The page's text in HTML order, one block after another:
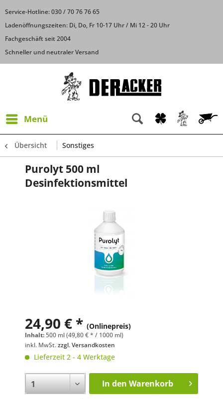
Service-Hotline: 030 / 70 76 76 65
Ladenöffnungszeiten: Di, Do, Fr 10-17 Uhr / Mi 12 - 20 Uhr
Fachgeschäft seit 2004
Schneller und neutraler Versand
Menü
Übersicht Sonstiges
Purolyt 500 ml
Desinfektionsmittel
24,90 € * (Onlinepreis)
Inhalt:500 ml (49,80 € * / 1000 ml)
inkl. MwSt.zzgl. Versandkosten
Lieferzeit 2 - 4 Werktage
In den Warenkorb